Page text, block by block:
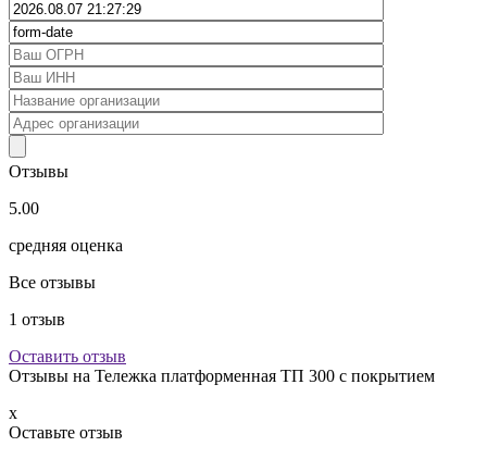
Отзывы
5.00
средняя оценка
Все отзывы
1 отзыв
Оставить отзыв
Отзывы на Тележка платформенная ТП 300 с покрытием
x
Оставьте отзыв